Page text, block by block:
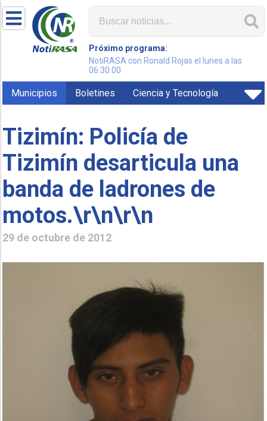
Próximo programa:
NotiRASA con Ronald Rojas el lunes a las
06:30:00
Municipios Boletines Ciencia y Tecnología
Tizimín: Policía de
Tizimín desarticula una
banda de ladrones de
motos.\r\n\r\n
29 de octubre de 2012